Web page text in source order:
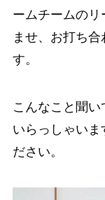
ームチームの
ませ、お打ち
す。
こんなこと聞
いらっしゃいま
ださい。